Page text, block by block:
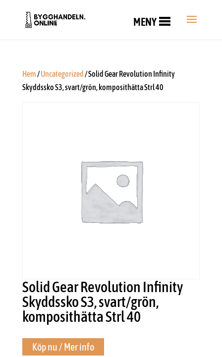
MENY
Hem/Uncategorized / Solid Gear Revolution Infinity
Skyddssko S3, svart/grön, komposithätta Strl 40
Solid Gear Revolution Infinity
Skyddssko S3, svart/grön,
komposithätta Strl 40
Köp nu / Mer info